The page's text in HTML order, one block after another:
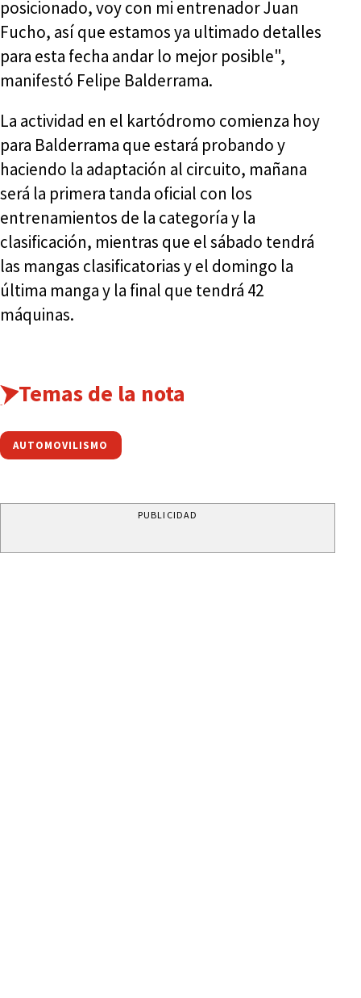
posicionado, voy con mi entrenador Juan
Fucho, así que estamos ya ultimado detalles
para esta fecha andar lo mejor posible",
manifestó Felipe Balderrama.
La actividad en el kartódromo comienza hoy
para Balderrama que estará probando y
haciendo la adaptación al circuito, mañana
será la primera tanda oficial con los
entrenamientos de la categoría y la
clasificación, mientras que el sábado tendrá
las mangas clasificatorias y el domingo la
última manga y la final que tendrá 42
máquinas.
Temas de la nota
AUTOMOVILISMO
PUBLICIDAD